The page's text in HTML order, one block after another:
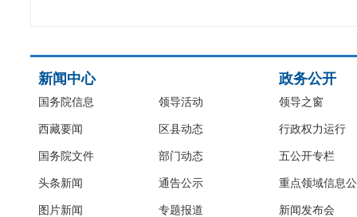
新闻中心
国务院信息
西藏要闻
国务院文件
头条新闻
图片新闻
领导活动
区县动态
部门动态
通告公示
专题报道
政务公开
领导之窗
行政权力运行
五公开专栏
重点领域信息
新闻发布会